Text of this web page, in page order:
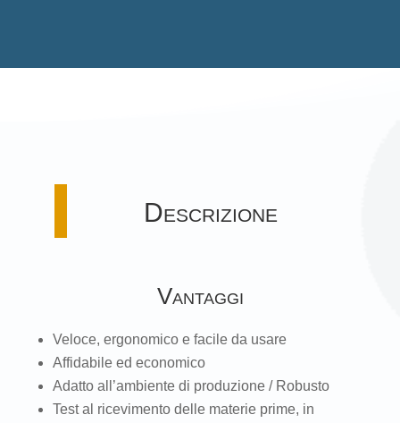
Descrizione
Vantaggi
Veloce, ergonomico e facile da usare
Affidabile ed economico
Adatto all’ambiente di produzione / Robusto
Test al ricevimento delle materie prime, in